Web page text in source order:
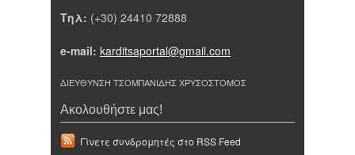
Τηλ: (+30) 24410 72888
e-mail: karditsaportal@gmail.com
ΔΙΕΥΘΥΝΣΗ ΤΣΟΜΠΑΝΙΔΗΣ ΧΡΥΣΟΣΤΟΜΟΣ
Ακολουθήστε μας!
Γίνετε συνδρομητές στο RSS Feed